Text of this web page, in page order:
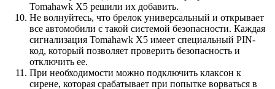
Tomahawk X5 решили их добавить.
Не волнуйтесь, что брелок универсальный и открывает
все автомобили с такой системой безопасности. Каждая
сигнализация Tomahawk X5 имеет специальный PIN-
код, который позволяет проверить безопасность и
отключить ее.
При необходимости можно подключить клаксон к
сирене, которая срабатывает при попытке ворваться в